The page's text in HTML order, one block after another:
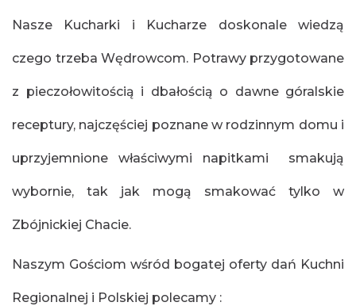
Nasze Kucharki i Kucharze doskonale wiedzą
czego trzeba Wędrowcom. Potrawy przygotowane
z pieczołowitością i dbałością o dawne góralskie
receptury, najczęściej poznane w rodzinnym domu i
uprzyjemnione właściwymi napitkami smakują
wybornie, tak jak mogą smakować tylko w
Zbójnickiej Chacie.
Naszym Gościom wśród bogatej oferty dań Kuchni
Regionalnej i Polskiej polecamy :